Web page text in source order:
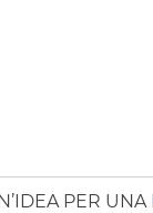
PER UNA